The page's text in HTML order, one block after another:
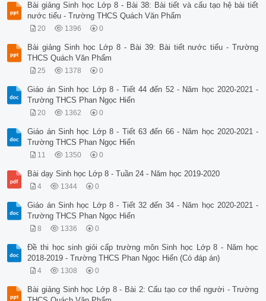
Bài giảng Sinh học Lớp 8 - Bài 38: Bài tiết và cấu tạo hệ bài tiết
nước tiểu - Trường THCS Quách Văn Phẩm
20 1396 0
Bài giảng Sinh học Lớp 8 - Bài 39: Bài tiết nước tiểu - Trường
THCS Quách Văn Phẩm
25 1378 0
Giáo án Sinh học Lớp 8 - Tiết 44 đến 52 - Năm học 2020-2021 -
Trường THCS Phan Ngọc Hiển
20 1362 0
Giáo án Sinh học Lớp 8 - Tiết 63 đến 66 - Năm học 2020-2021 -
Trường THCS Phan Ngọc Hiển
11 1350 0
Bài dạy Sinh học Lớp 8 - Tuần 24 - Năm học 2019-2020
4 1344 0
Giáo án Sinh học Lớp 8 - Tiết 32 đến 34 - Năm học 2020-2021 -
Trường THCS Phan Ngọc Hiển
8 1336 0
Đề thi học sinh giỏi cấp trường môn Sinh học Lớp 8 - Năm học
2018-2019 - Trường THCS Phan Ngọc Hiển (Có đáp án)
4 1308 0
Bài giảng Sinh học Lớp 8 - Bài 2: Cấu tạo cơ thể người - Trường